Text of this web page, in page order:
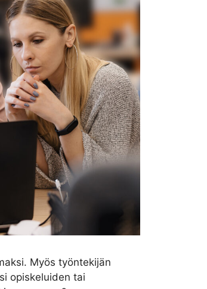
Myös työntekijän
opiskeluiden tai